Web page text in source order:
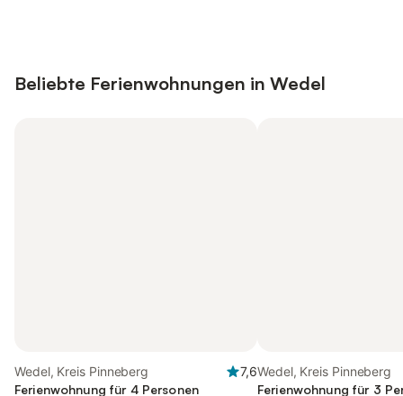
Beliebte Ferienwohnungen in Wedel
Wedel, Kreis Pinneberg
7,6
Ferienwohnung für 4 Personen
Wedel, Kreis Pinneberg
Ferienwohnung für 3